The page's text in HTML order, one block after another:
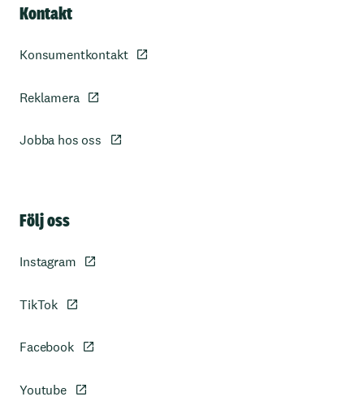
Kontakt
Konsumentkontakt
Reklamera
Jobba hos oss
Följ oss
Instagram
TikTok
Facebook
Youtube